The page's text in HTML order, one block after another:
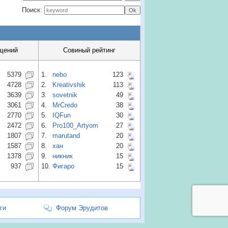
Поиск:
Совиный рейтинг
5379
4728
3639
3061
2770
2472
1807
1587
1378
937
1. nebo
123
2.
Kreativshik
113
3.
sovetnik
49
4.
MrCredo
38
5.
IQFun
30
6.
Pro100_Artyom
27
7.
marutand
20
8.
хан
20
9.
никник
15
10. Фигаро 15
Форум Эрудитов